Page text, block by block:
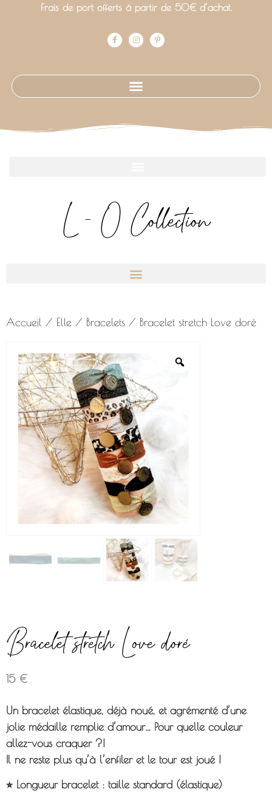
Frais de port offerts à partir de 50€ d’achat.
L - O Collection
Accueil / Elle / Bracelets / Bracelet stretch Love doré
Bracelet stretch Love doré
15 €
Un bracelet élastique, déjà noué, et agrémenté d’une
jolie médaille remplie d’amour… Pour quelle couleur
allez-vous craquer ?!
Il ne reste plus qu’à l’enfiler et le tour est joué !
⭐︎ Longueur bracelet : taille standard (élastique)